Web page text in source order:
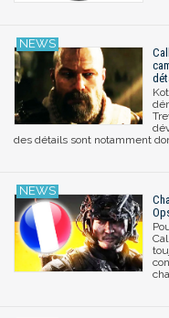
des détails sont notamment